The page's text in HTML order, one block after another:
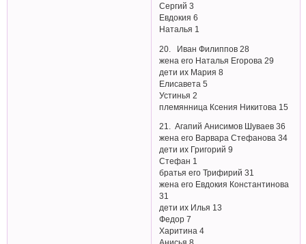
Сергий 3
Евдокия 6
Наталья 1
20. Иван Филиппов 28
жена его Наталья Егорова 29
дети их Мария 8
Елисавета 5
Устинья 2
племянница Ксения Никитова 15
21. Агапий Анисимов Шуваев 36
жена его Варвара Стефанова 34
дети их Григорий 9
Стефан 1
братья его Трифирий 31
жена его Евдокия Константинова
31
дети их Илья 13
Федор 7
Харитина 4